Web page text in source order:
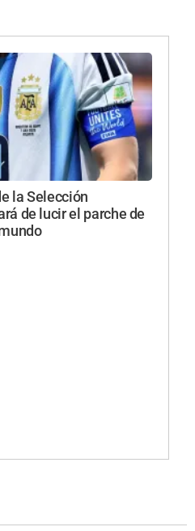
la Selección
de lucir el parche de